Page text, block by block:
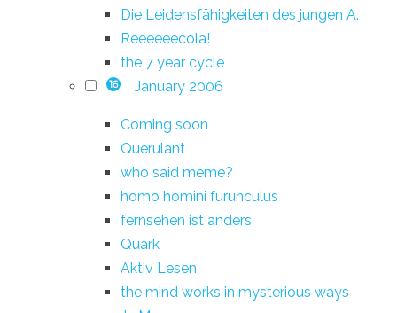
Die Leidensfähigkeiten des jungen A.
Reeeeeecola!
the 7 year cycle
16 January 2006
Coming soon
Querulant
who said meme?
homo homini furunculus
fernsehen ist anders
Quark
Aktiv Lesen
the mind works in mysterious ways